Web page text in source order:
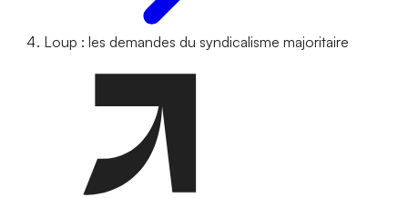
Loup : les demandes du syndicalisme majoritaire